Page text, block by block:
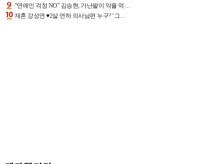
“연예인 걱정 NO” 김승현, 가난팔이 악플 억울할만‥아내+딸과 日 여행
재혼 강성연 ♥2살 연하 의사남편 누구? ‘그알’ 자문의에 훈남 비주얼 초엘리트 스펙 [종합]